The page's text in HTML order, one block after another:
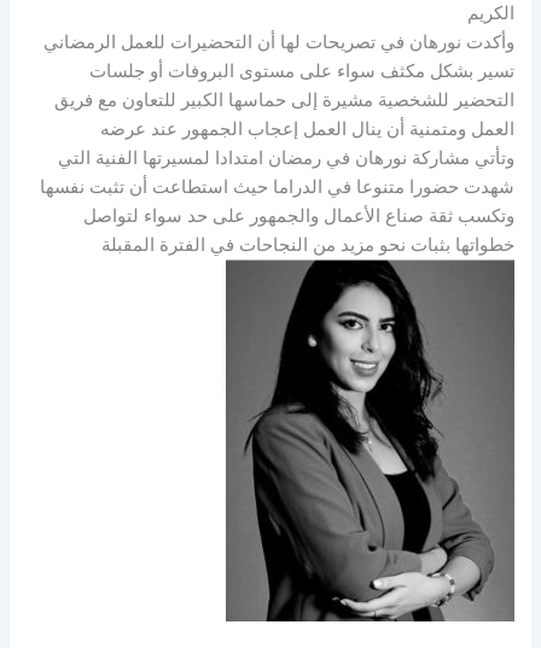
الكريم
وأكدت نورهان في تصريحات لها أن التحضيرات للعمل الرمضاني
تسير بشكل مكثف سواء على مستوى البروفات أو جلسات
التحضير للشخصية مشيرة إلى حماسها الكبير للتعاون مع فريق
العمل ومتمنية أن ينال العمل إعجاب الجمهور عند عرضه
وتأتي مشاركة نورهان في رمضان امتدادا لمسيرتها الفنية التي
شهدت حضورا متنوعا في الدراما حيث استطاعت أن تثبت نفسها
وتكسب ثقة صناع الأعمال والجمهور على حد سواء لتواصل
خطواتها بثبات نحو مزيد من النجاحات في الفترة المقبلة